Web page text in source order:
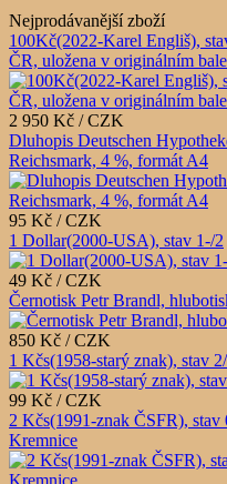
Nejprodávanější zboží
100Kč(2022-Karel Engliš),
ČR, uložena v originálním
2 950 Kč / CZK
Dluhopis Deutschen
Reichsmark, 4 %, formát A4
95 Kč / CZK
1 Dollar(2000-USA), stav 1-/2
49 Kč / CZK
Černotisk Petr Brandl,
850 Kč / CZK
1 Kčs(1958-starý znak), stav
99 Kč / CZK
2 Kčs(1991-znak ČSFR), stav
Kremnice